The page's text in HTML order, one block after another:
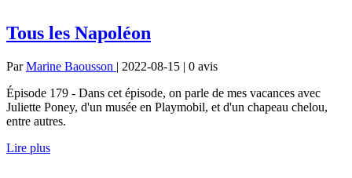
Tous les Napoléon
ParMarine Baousson | 2022-08-15 | 0 avis
Épisode 179 - Dans cet épisode, on parle de mes vacances avec
Juliette Poney, d'un musée en Playmobil, et d'un chapeau chelou,
entre autres.
Lire plus